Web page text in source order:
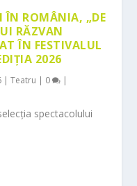
ÎN ROMÂNIA, „DE
RĂZVAN
ÎN FESTIVALUL
2026
|Teatru | 0 |
spectacolului